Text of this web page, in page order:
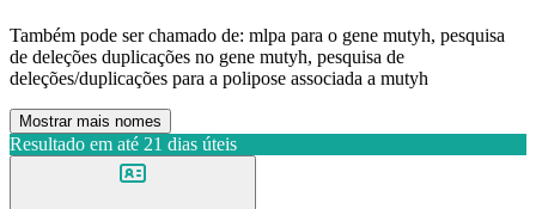
Também pode ser chamado de: mlpa para o gene mutyh, pesquisa
de deleções duplicações no gene mutyh, pesquisa de
deleções/duplicações para a polipose associada a mutyh
Mostrar mais nomes
Resultado em até 21 dias úteis